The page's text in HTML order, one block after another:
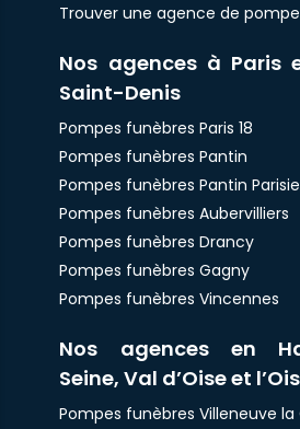
Trouver une agence de
Nos agences à Paris
Saint-Denis
Pompes funèbres Paris 18
Pompes funèbres Pantin
Pompes funèbres Pantin
Pompes funèbres Aubervilliers
Pompes funèbres Drancy
Pompes funèbres Gagny
Pompes funèbres Vincennes
Nos agences en
Seine, Val d’Oise et
Pompes funèbres Villeneuve la